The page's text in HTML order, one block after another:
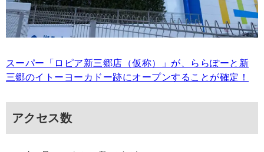
スーパー「ロピア新三郷店（仮称）」が、ららぽーと新
三郷のイトーヨーカドー跡にオープンすることが確定！
アクセス数